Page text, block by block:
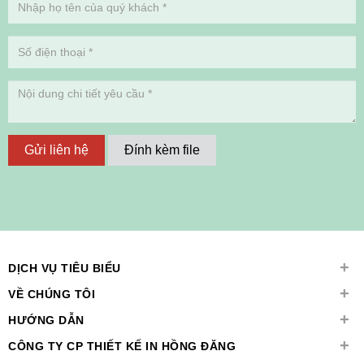
Gửi liên hệ Đính kèm file
DỊCH VỤ TIÊU BIỂU +
VỀ CHÚNG TÔI +
HƯỚNG DẪN +
CÔNG TY CP THIẾT KẾ IN HỒNG ĐĂNG +